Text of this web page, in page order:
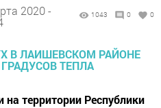
2020 -
1043 0 0
территории Республики